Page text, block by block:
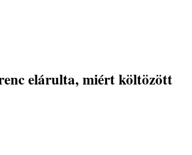
elárulta, miért költözött